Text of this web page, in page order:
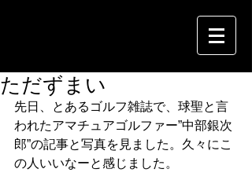
ただずまい
先日、とあるゴルフ雑誌で、球聖と言
われたアマチュアゴルファー”中部銀次
郎”の記事と写真を見ました。久々にこ
の人いいなーと感じました。